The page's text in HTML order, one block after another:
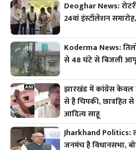
Deoghar News:
24वां इंस्टॉलेशन
Koderma News:
से 48 घंटे से बिजली
झारखंड में कांग्रेस केवल
से है चिपकी, छात्रहित
आदित्य साहू
Jharkhand Politics:
जनमंच है विधानसभा,